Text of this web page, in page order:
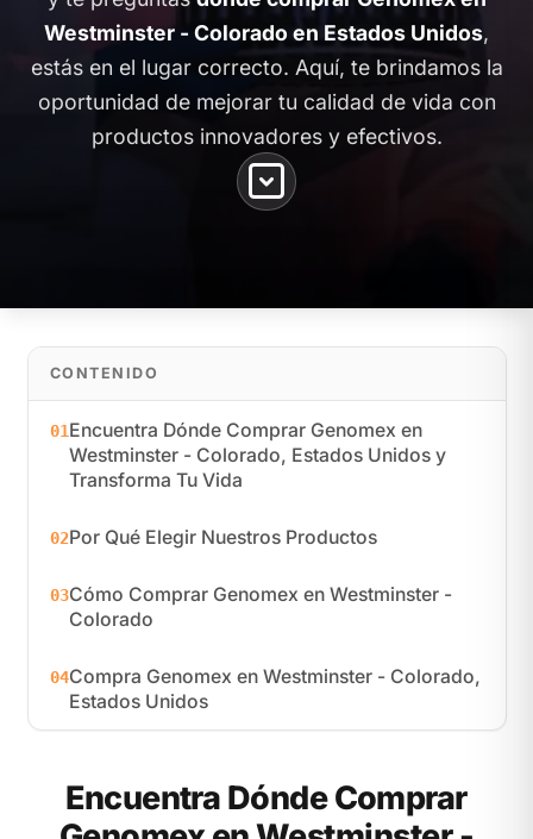
Westminster - Colorado en Estados Unidos,
estás en el lugar correcto. Aquí, te brindamos la
oportunidad de mejorar tu calidad de vida con
productos innovadores y efectivos.
CONTENIDO
01Encuentra Dónde Comprar Genomex en
Westminster - Colorado, Estados Unidos y
Transforma Tu Vida
02Por Qué Elegir Nuestros Productos
03Cómo Comprar Genomex en Westminster -
Colorado
04Compra Genomex en Westminster - Colorado,
Estados Unidos
Encuentra Dónde Comprar